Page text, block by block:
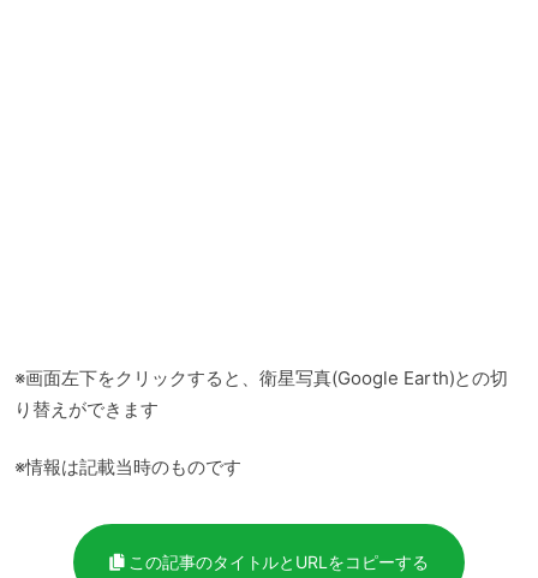
※画面左下をクリックすると、衛星写真(Google Earth)との切
り替えができます
※情報は記載当時のものです
この記事のタイトルとURLをコピーする